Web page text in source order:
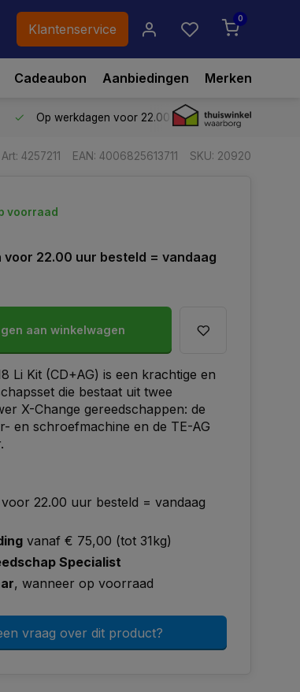
Klantenservice
0
Cadeaubon Aanbiedingen Merken
Op werkdagen voor 22.00 uur besteld,vandaag
Art: 4257211 EAN: 4006825613711 SKU: 20920
voorraad
voor 22.00 uur besteld = vandaag
aan winkelwagen
Li Kit (CD+AG) is een krachtige en
die bestaat uit twee
X-Change gereedschappen: de
en schroefmachine en de TE-AG
22.00 uur besteld = vandaag
vanaf € 75,00 (tot 31kg)
Specialist
, wanneer op voorraad
vraag over dit product?